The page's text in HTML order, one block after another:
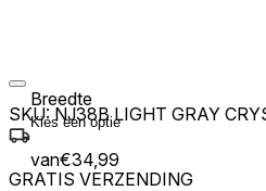
Breedte
van€34,99
SKU: NJ38B LIGHT GRAY
GRATIS VERZENDING